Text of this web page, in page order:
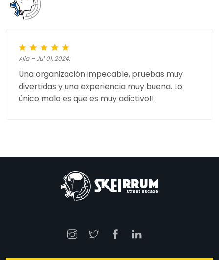
Alia – Jul 01, 2024:
Una organización impecable, pruebas muy
divertidas y una experiencia muy buena. Lo
único malo es que es muy adictivo!!